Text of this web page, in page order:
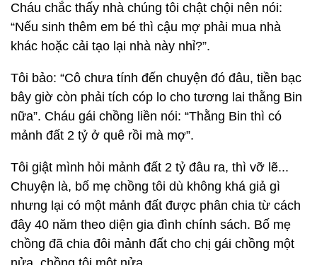
Cháu chắc thấy nhà chúng tôi chật chội nên nói:
“Nếu sinh thêm em bé thì cậu mợ phải mua nhà
khác hoặc cải tạo lại nhà này nhỉ?”.
Tôi bảo: “Cô chưa tính đến chuyện đó đâu, tiền bạc
bây giờ còn phải tích cóp lo cho tương lai thằng Bin
nữa”. Cháu gái chồng liền nói: “Thằng Bin thì có
mảnh đất 2 tỷ ở quê rồi mà mợ”.
Tôi giật mình hỏi mảnh đất 2 tỷ đâu ra, thì vỡ lẽ...
Chuyện là, bố mẹ chồng tôi dù không khá giả gì
nhưng lại có một mảnh đất được phân chia từ cách
đây 40 năm theo diện gia đình chính sách. Bố mẹ
chồng đã chia đôi mảnh đất cho chị gái chồng một